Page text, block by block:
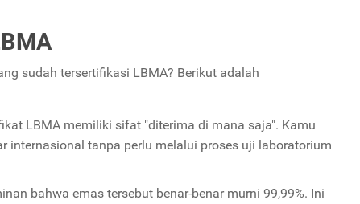
sudah tersertifikasi LBMA? Berikut adalah
LBMA memiliki sifat "diterima di mana saja". Kamu
internasional tanpa perlu melalui proses uji laboratorium
bahwa emas tersebut benar-benar murni 99,99%. Ini